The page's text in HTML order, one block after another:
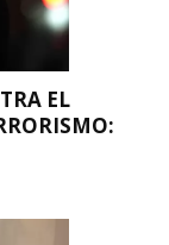
EL